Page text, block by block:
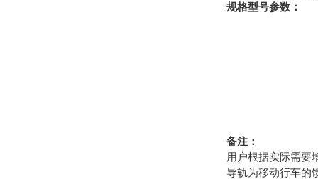
规格型号参数：
备注：
用户根据实际需要
导轨为移动行车的